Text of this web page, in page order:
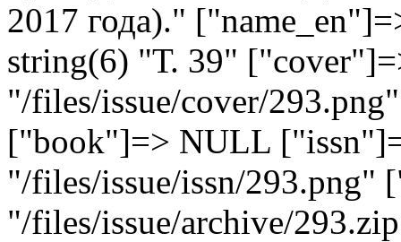
2017 года)."
string(6) "Т. 39"
"/files/issue/cover/
["book"]=> NULL
"/files/issue/issn/293.png"
"/files/issue/archive/